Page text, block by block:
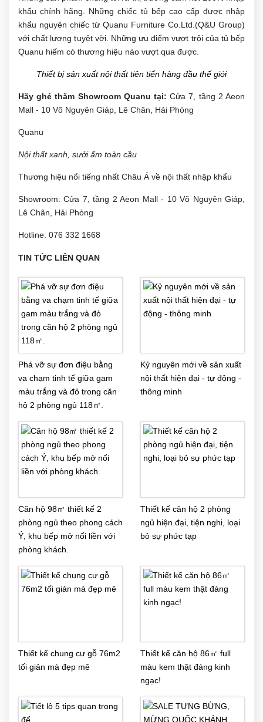
khẩu chính hãng. Những chiếc tủ bếp cao cấp được nhập
khẩu nguyên chiếc từ Quanu Furniture Co.Ltd.(Q&U Group)
với chất lượng tuyệt vời. Những ưu điểm vượt trội của tủ bếp
Quanu hiếm có thương hiệu nào vượt qua được.
Thiết bị sản xuất nội thất tiên tiến hàng đầu thế giới
Hãy ghé thăm Showroom Quanu tại:Cửa 7, tầng 2 Aeon
Mall - 10 Võ Nguyên Giáp, Lê Chân, Hải Phòng
Quanu
Nội thất xanh, sưởi ấm toàn cầu
Thương hiệu nổi tiếng nhất Châu Á về nội thất nhập khẩu
Showroom: Cửa 7, tầng 2 Aeon Mall - 10 Võ Nguyên Giáp,
Lê Chân, Hải Phòng
Hotline: 076 332 1668
TIN TỨC LIÊN QUAN
Phá vỡ sự đơn điệu bằng
va chạm tinh tế giữa gam
màu trắng và đỏ trong căn
hộ 2 phòng ngủ 118㎡.
Kỷ nguyên mới về sản xuất
nội thất hiện đại - tự động -
thông minh
Căn hộ 98㎡ thiết kế 2
phòng ngủ theo phong cách
Ý, khu bếp mở nối liền với
phòng khách.
Thiết kế căn hộ 2 phòng
ngủ hiện đại, tiện nghi, loại
bỏ sự phức tạp
Thiết kế chung cư gỗ 76m2
tối giản mà đẹp mê
Thiết kế căn hộ 86㎡ full
màu kem thật đáng kinh
ngạc!